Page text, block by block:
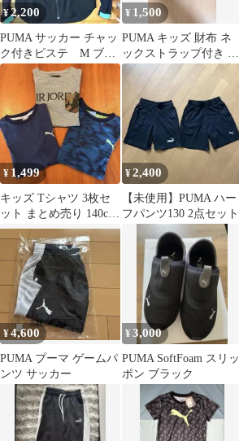
¥2,200
PUMA サッカー チャッ
ク付きピステ M ブラ
ック×ブルー
¥ 1,500
PUMA キッズ 財布 ネ
ックストラップ付き ネ
イビー
¥ 1,499
キッズ Tシャツ 3枚セ
ット まとめ売り 140cm
PUMA NIKE
¥2,400
【未使用】PUMA ハー
フパンツ130 2点セット
¥4,600
PUMA プーマ ゲームパ
ンツ サッカー
¥3,000
PUMA SoftFoam スリッ
ポン ブラック